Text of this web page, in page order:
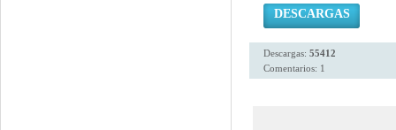
DESCARGAS
Descargas: 55412
Comentarios: 1